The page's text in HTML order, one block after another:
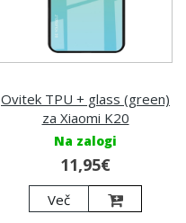
Ovitek TPU + glass (green)
za Xiaomi K20
Na zalogi
11,95€
Več